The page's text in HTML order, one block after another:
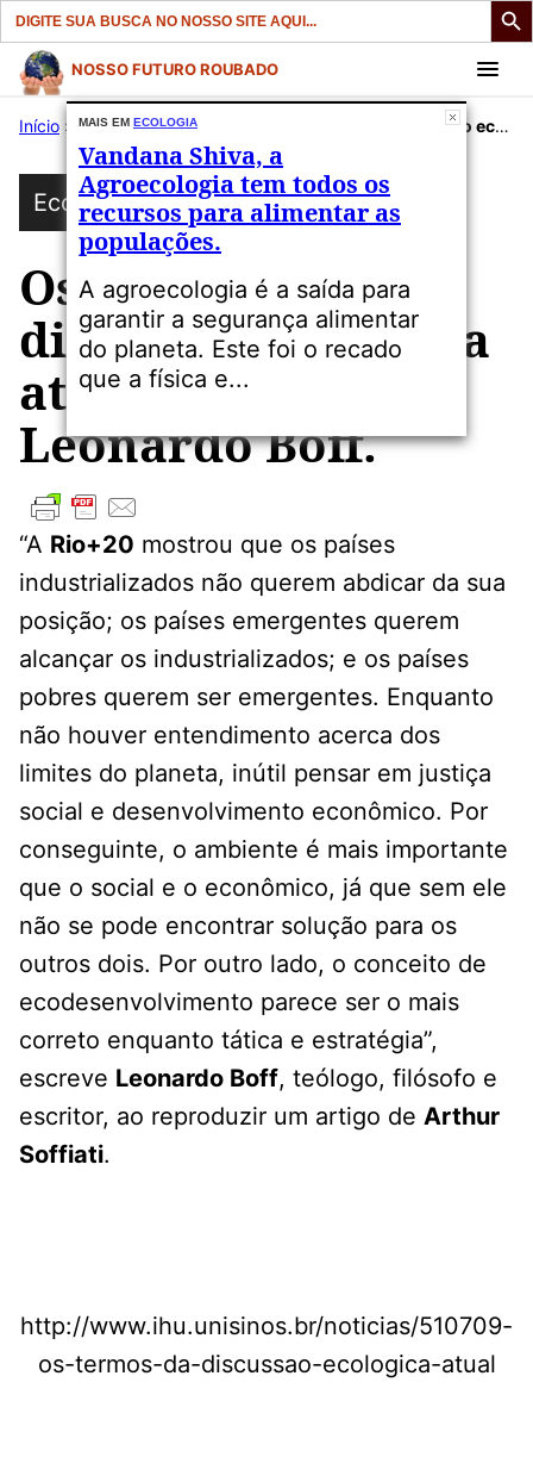
Search
for:
Pular
para
conteúdo
NOSSO FUTURO ROUBADO
Início » Publicações»Ecologia Os termos da discussão ecológica atual. Artigo de Leonardo Boff.
Ecologia
Os termos da
discussão ecológica
atual. Artigo de
Leonardo Boff.
“A Rio+20 mostrou que os países
industrializados não querem abdicar da sua
posição; os países emergentes querem
alcançar os industrializados; e os países
pobres querem ser emergentes. Enquanto
não houver entendimento acerca dos
limites do planeta, inútil pensar em justiça
social e desenvolvimento econômico. Por
conseguinte, o ambiente é mais importante
que o social e o econômico, já que sem ele
não se pode encontrar solução para os
outros dois. Por outro lado, o conceito de
ecodesenvolvimento parece ser o mais
correto enquanto tática e estratégia”,
escreve Leonardo Boff, teólogo, filósofo e
escritor, ao reproduzir um artigo de Arthur
Soffiati.
http://www.ihu.unisinos.br/noticias/510709-
os-termos-da-discussao-ecologica-atual
MAIS EM ECOLOGIA
Vandana Shiva, a
Agroecologia tem todos os
recursos para alimentar as
populações.
A agroecologia é a saída para
garantir a segurança alimentar
do planeta. Este foi o recado
que a física e...